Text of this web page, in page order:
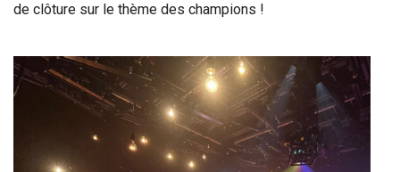
de clôture sur le thème des champions !